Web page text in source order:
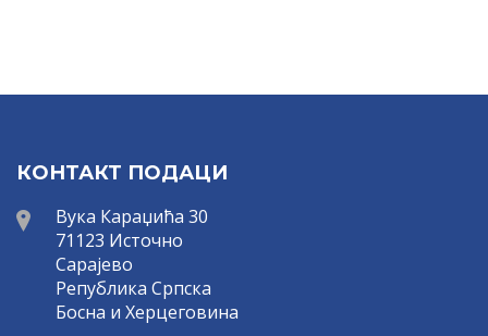
КОНТАКТ ПОДАЦИ
Вука Караџића 30
71123 Источно
Сарајево
Република Српска
Босна и Херцеговина